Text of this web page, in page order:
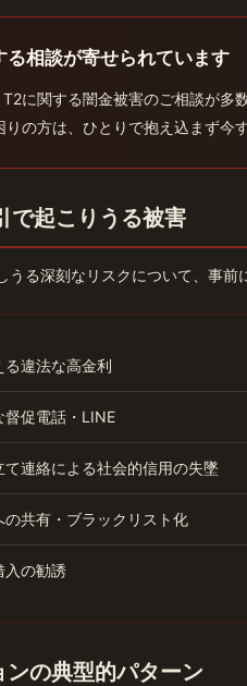
相談が寄せられています
に関する闇金被害のご相談が
の方は、ひとりで抱え込まず今
で起こりうる被害
る深刻なリスクについて、事前
違法な高金利
督促電話・LINE
連絡による社会的信用の失墜
共有・ブラックリスト化
入の勧誘
の典型的パターン